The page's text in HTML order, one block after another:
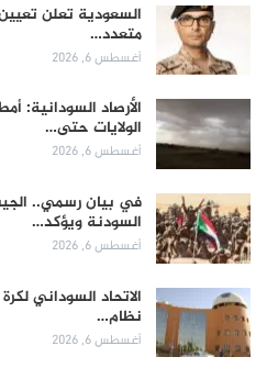
السعودية تعلن
متعدد…
أغسطس 6, 2026
الأرصاد السودانية:
الولايات حتى…
أغسطس 6, 2026
في بيان رسمي..
السودنة ويؤكد…
أغسطس 6, 2026
الاتحاد السوداني
نظام…
أغسطس 6, 2026